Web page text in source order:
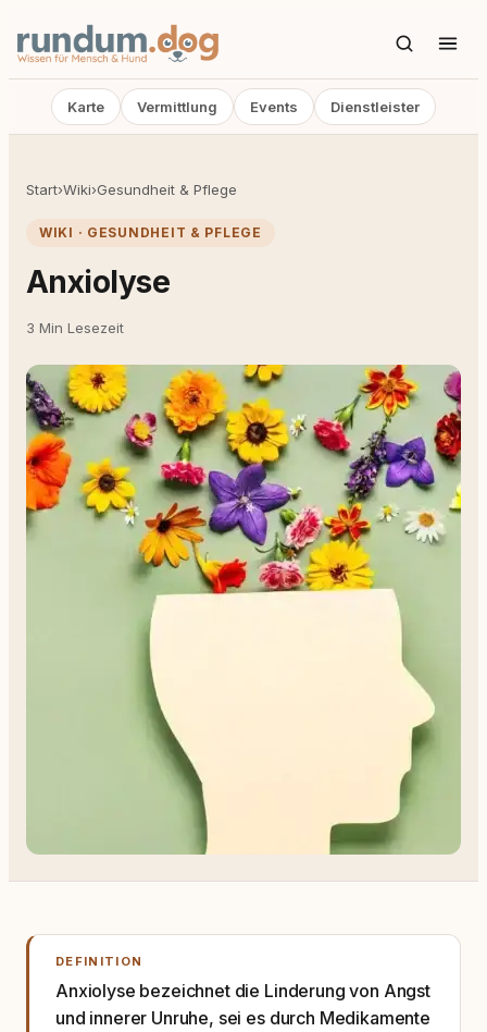
Karte Vermittlung Events Dienstleister
Start›Wiki›Gesundheit & Pflege
WIKI · GESUNDHEIT & PFLEGE
Anxiolyse
3 Min Lesezeit
DEFINITION
Anxiolyse bezeichnet die Linderung von Angst
und innerer Unruhe, sei es durch Medikamente